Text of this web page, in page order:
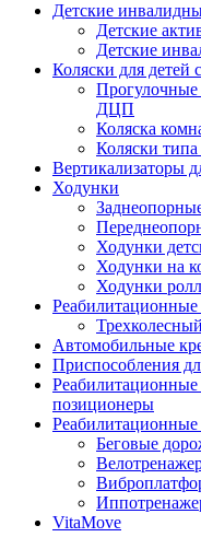
Детские
Детские
Детские
Коляски для
Прогулочные
ДЦП
Коляска
Коляски
Вертикализаторы
Ходунки
Ходунки
Ходунки на
Ходунки
Автомобильные
Приспособления
Реабилитационные
позиционеры
Беговые
VitaMove